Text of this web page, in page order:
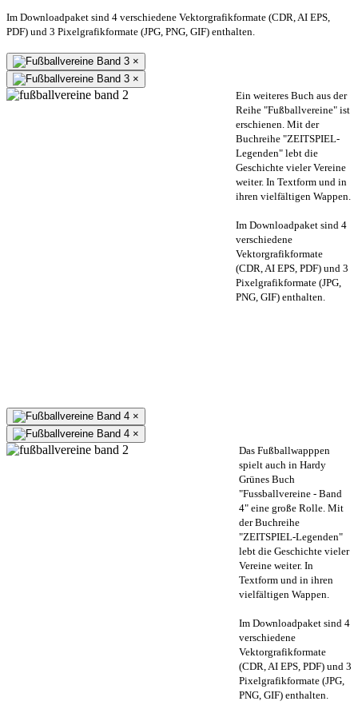
Im Downloadpaket sind 4 verschiedene Vektorgrafikformate (CDR, AI EPS,
PDF) und 3 Pixelgrafikformate (JPG, PNG, GIF) enthalten.
×
×
Ein weiteres Buch aus der
Reihe "Fußballvereine" ist
erschienen. Mit der
Buchreihe "ZEITSPIEL-
Legenden" lebt die
Geschichte vieler Vereine
weiter. In Textform und in
ihren vielfältigen Wappen.
Im Downloadpaket sind 4
verschiedene
Vektorgrafikformate
(CDR, AI EPS, PDF) und 3
Pixelgrafikformate (JPG,
PNG, GIF) enthalten.
×
×
Das Fußballwapppen
spielt auch in Hardy
Grünes Buch
"Fussballvereine - Band
4" eine große Rolle. Mit
der Buchreihe
"ZEITSPIEL-Legenden"
lebt die Geschichte vieler
Vereine weiter. In
Textform und in ihren
vielfältigen Wappen.
Im Downloadpaket sind 4
verschiedene
Vektorgrafikformate
(CDR, AI EPS, PDF) und 3
Pixelgrafikformate (JPG,
PNG, GIF) enthalten.